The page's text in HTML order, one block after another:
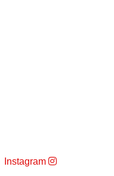
Instagram